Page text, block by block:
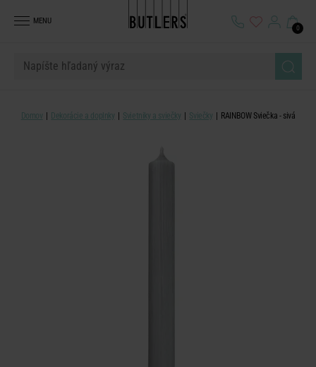
MENU
0
Domov Dekorácie a doplnky Svietniky a sviečky Sviečky RAINBOW Sviečka - sivá